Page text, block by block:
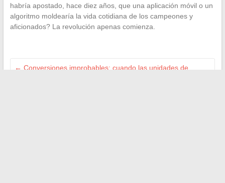
habría apostado, hace diez años, que una aplicación móvil o un
algoritmo moldearía la vida cotidiana de los campeones y
aficionados? La revolución apenas comienza.
← Conversiones improbables: cuando las unidades de